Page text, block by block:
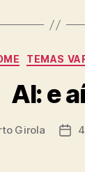
TEMAS
AI: e
Girola
Data